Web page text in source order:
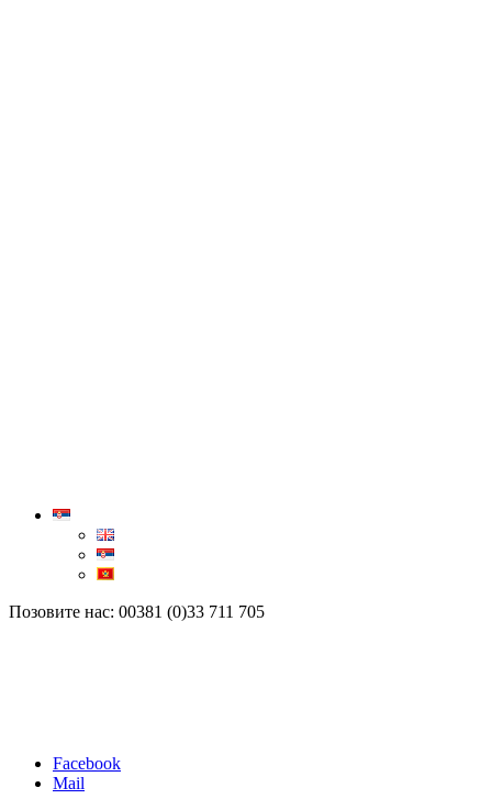
Позовите нас: 00381 (0)33 711 705
Facebook
Mail